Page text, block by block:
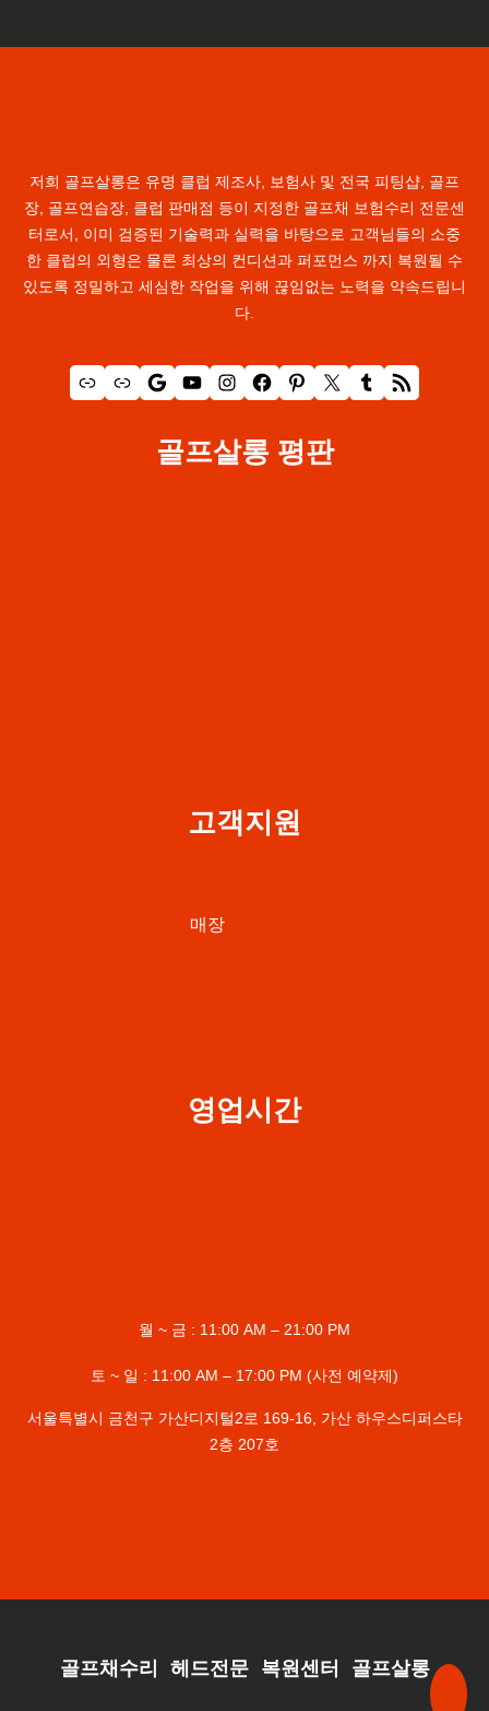
저희 골프살롱은 유명 클럽 제조사, 보험사 및 전국 피팅샵, 골프
장, 골프연습장, 클럽 판매점 등이 지정한 골프채 보험수리 전문센
터로서, 이미 검증된 기술력과 실력을 바탕으로 고객님들의 소중
한 클럽의 외형은 물론 최상의 컨디션과 퍼포먼스 까지 복원될 수
있도록 정밀하고 세심한 작업을 위해 끊임없는 노력을 약속드립니
다.
링크 링크 Google YouTube Instagram Facebook Pinterest X Tumblr RSS 피드
골프살롱 평판
고객지원
매장
영업시간
월 ~ 금 : 11:00 AM – 21:00 PM
토 ~ 일 : 11:00 AM – 17:00 PM (사전 예약제)
서울특별시 금천구 가산디지털2로 169-16, 가산 하우스디퍼스타
2층 207호
골프채수리 헤드전문 복원센터 골프살롱